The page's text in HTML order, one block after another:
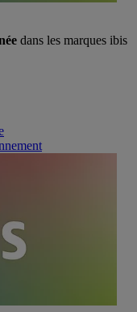
dans les marques ibis